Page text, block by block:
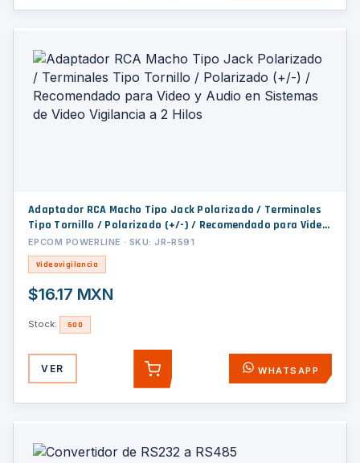
Adaptador RCA Macho Tipo Jack Polarizado / Terminales
Tipo Tornillo / Polarizado (+/-) / Recomendado para Video
y Audio en Sistemas de Video Vigilancia a 2 Hilos
EPCOM POWERLINE · SKU: JR-R591
Videovigilancia
$16.17 MXN
Stock: 500
VER AGREGAR WHATSAPP